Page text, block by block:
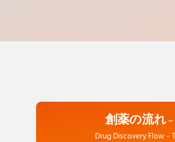
創薬の流れ
Drug Discovery Flow -